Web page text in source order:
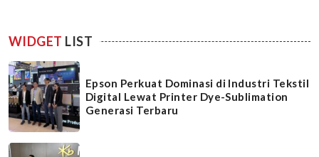
WIDGET LIST
Epson Perkuat Dominasi di Industri Tekstil
Digital Lewat Printer Dye-Sublimation
Generasi Terbaru